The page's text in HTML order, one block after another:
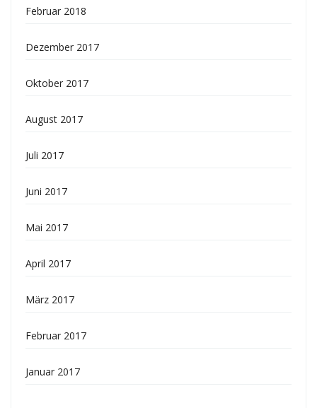
Februar 2018
Dezember 2017
Oktober 2017
August 2017
Juli 2017
Juni 2017
Mai 2017
April 2017
März 2017
Februar 2017
Januar 2017